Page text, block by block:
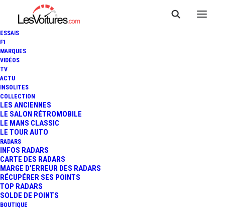
ESSAIS
F1
MARQUES
VIDÉOS
TV
ACTU
INSOLITES
COLLECTION
LES ANCIENNES
LE SALON RÉTROMOBILE
LE MANS CLASSIC
LE TOUR AUTO
RADARS
INFOS RADARS
CARTE DES RADARS
MARGE D’ERREUR DES RADARS
RÉCUPÉRER SES POINTS
TOP RADARS
SOLDE DE POINTS
BOUTIQUE